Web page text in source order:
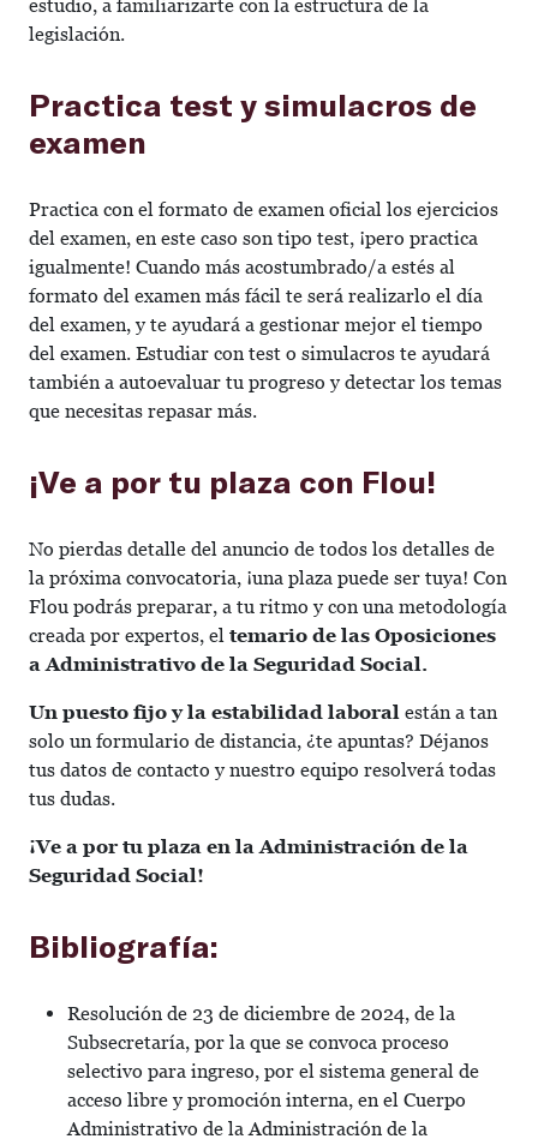
estudio, a familiarizarte con la estructura de la
legislación.
Practica test y simulacros de
examen
Practica con el formato de examen oficial los ejercicios
del examen, en este caso son tipo test, ¡pero practica
igualmente! Cuando más acostumbrado/a estés al
formato del examen más fácil te será realizarlo el día
del examen, y te ayudará a gestionar mejor el tiempo
del examen. Estudiar con test o simulacros te ayudará
también a autoevaluar tu progreso y detectar los temas
que necesitas repasar más.
¡Ve a por tu plaza con Flou!
No pierdas detalle del anuncio de todos los detalles de
la próxima convocatoria, ¡una plaza puede ser tuya! Con
Flou podrás preparar, a tu ritmo y con una metodología
creada por expertos, el temario de las Oposiciones
a Administrativo de la Seguridad Social.
Un puesto fijo y la estabilidad laboral están a tan
solo un formulario de distancia, ¿te apuntas? Déjanos
tus datos de contacto y nuestro equipo resolverá todas
tus dudas.
¡Ve a por tu plaza en la Administración de la
Seguridad Social!
Bibliografía:
Resolución de 23 de diciembre de 2024, de la
Subsecretaría, por la que se convoca proceso
selectivo para ingreso, por el sistema general de
acceso libre y promoción interna, en el Cuerpo
Administrativo de la Administración de la